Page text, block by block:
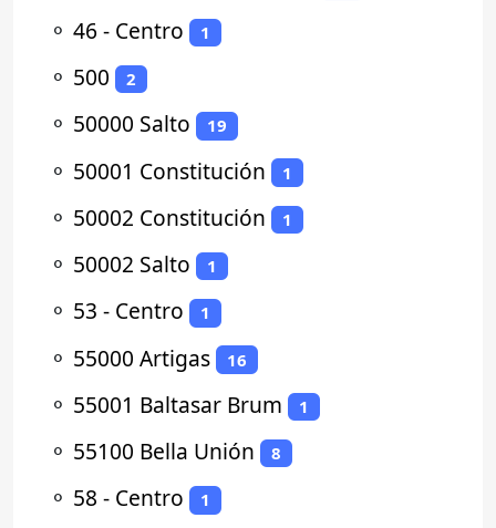
⚬ 46 - Centro 1
⚬ 500 2
⚬ 50000 Salto 19
⚬ 50001 Constitución 1
⚬ 50002 Constitución 1
⚬ 50002 Salto 1
⚬ 53 - Centro 1
⚬ 55000 Artigas 16
⚬ 55001 Baltasar Brum 1
⚬ 55100 Bella Unión 8
⚬ 58 - Centro 1